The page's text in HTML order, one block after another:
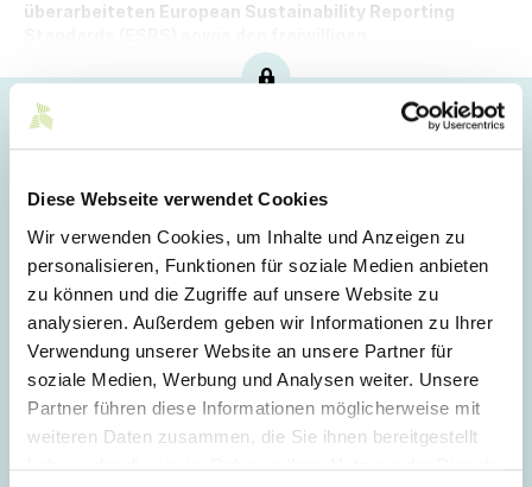
Diese Webseite verwendet Cookies
Wir verwenden Cookies, um Inhalte und Anzeigen zu
personalisieren, Funktionen für soziale Medien anbieten
zu können und die Zugriffe auf unsere Website zu
analysieren. Außerdem geben wir Informationen zu Ihrer
Verwendung unserer Website an unsere Partner für
soziale Medien, Werbung und Analysen weiter. Unsere
Partner führen diese Informationen möglicherweise mit
weiteren Daten zusammen, die Sie ihnen bereitgestellt
überarbeiteten European Sustainability Reporting
Nachhaltigkeitsberichtsstandard (VS) verabschiedet.
Login
E-Mail
Passwort